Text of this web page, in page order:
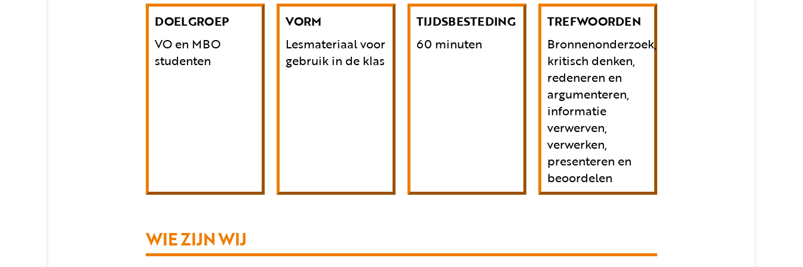
DOELGROEP
VO en MBO
studenten
VORM
Lesmateriaal voor
gebruik in de klas
TIJDSBESTEDING
60 minuten
TREFWOORDEN
Bronnenonderzoek,
kritisch denken,
redeneren en
argumenteren,
informatie
verwerven,
verwerken,
presenteren en
beoordelen
WIE ZIJN WIJ